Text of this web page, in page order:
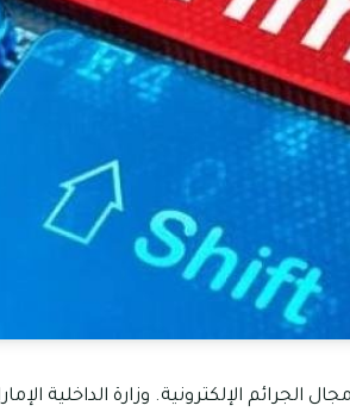
الجرائم الإلكترونية. وزارة الداخلية